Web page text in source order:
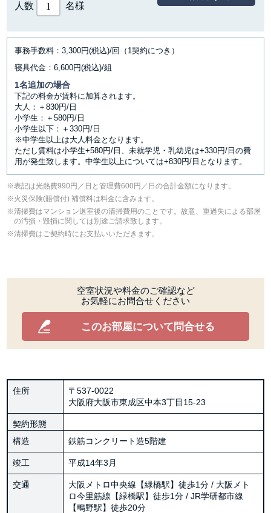
人数 名様
事務手数料：3,300円(税込)/回（1契約につき）
寝具代金：6,600円(税込)/組
1名追加の場合
下記の料金が賃料に加算されます。
大人：＋830円/日
小学生：＋580円/日
小学生以下：＋330円/日
※中学生以上は大人料金となります。
ただし賃料は小学生+580円/日、未就学児・乳幼児は+330円/日の費
用が発生致します。中学生以上については+830円/日となります。
表記は光熱費990円／日と管理費600円／日の合計金額になります。
⽕災保険(賠償付) 補償料は料⾦に含みます。
清掃費はマンション退室後の清掃費用のことです。故意、重過失による部屋
の汚損・毀損に関しては別途ご請求致します。
清掃費はご契約時にお支払いいただきます。
空室状況や料金のご確認など
お気軽にお問合せください
このお部屋について問合せる
住所
〒537-0022
大阪府大阪市東成区中本3丁目15-23
契約形態
構造
鉄筋コンクリート造5階建
竣工 平成14年3月
交通
大阪メトロ中央線【緑橋駅】徒歩1分 / 大阪メト
ロ今里筋線【緑橋駅】徒歩1分 / JR学研都市線
【鴫野駅】徒歩20分